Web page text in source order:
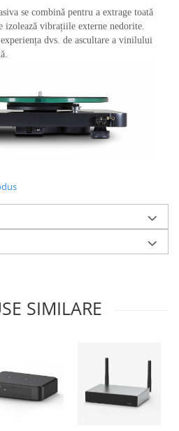
se combină pentru a extrage toată
vibrațiile externe nedorite.
dvs. de ascultare a vinilului
SIMILARE